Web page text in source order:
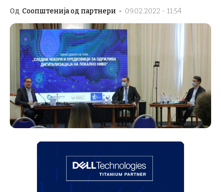
Од Соопштенија од партнери - 09.02.2022 - 11:54